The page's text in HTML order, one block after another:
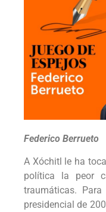
Federico Berrueto
A Xóchitl le ha
política la peor
traumáticas.
presidencial de